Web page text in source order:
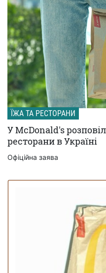
ЇЖА ТА РЕСТОРАНИ
У McDonald's
ресторани в Україні
Офіційна заява